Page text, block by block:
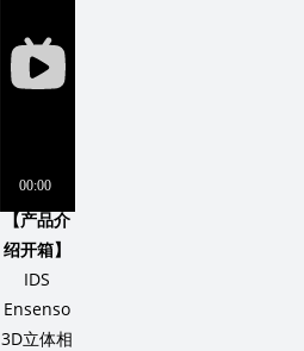
【产品介
绍开箱】
IDS
Ensenso
3D立体相